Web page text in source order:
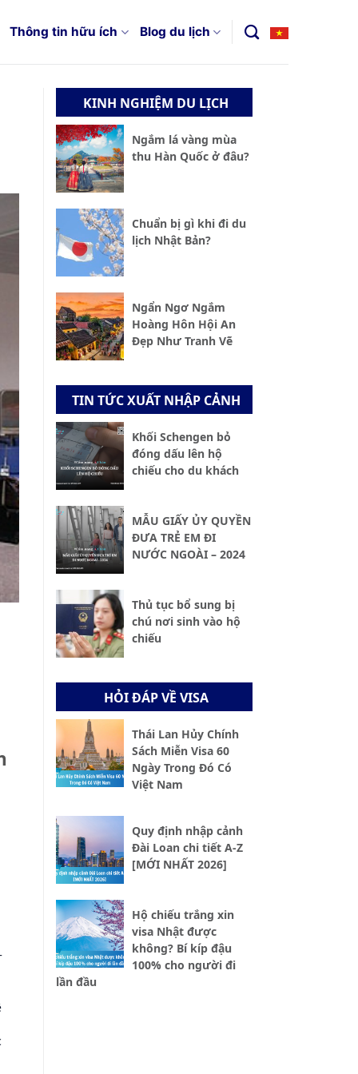
Thông tin hữu ích Blog du lịch
KINH NGHIỆM DU LỊCH
Ngắm lá vàng mùa
thu Hàn Quốc ở đâu?
Chuẩn bị gì khi đi du
lịch Nhật Bản?
Ngẩn Ngơ Ngắm
Hoàng Hôn Hội An
Đẹp Như Tranh Vẽ
TIN TỨC XUẤT NHẬP CẢNH
Khối Schengen bỏ
đóng dấu lên hộ
chiếu cho du khách
MẪU GIẤY ỦY QUYỀN
ĐƯA TRẺ EM ĐI
NƯỚC NGOÀI – 2024
Thủ tục bổ sung bị
chú nơi sinh vào hộ
chiếu
HỎI ĐÁP VỀ VISA
Thái Lan Hủy Chính
Sách Miễn Visa 60
Ngày Trong Đó Có
Việt Nam
Quy định nhập cảnh
Đài Loan chi tiết A-Z
[MỚI NHẤT 2026]
Hộ chiếu trắng xin
visa Nhật được
không? Bí kíp đậu
100% cho người đi
lần đầu